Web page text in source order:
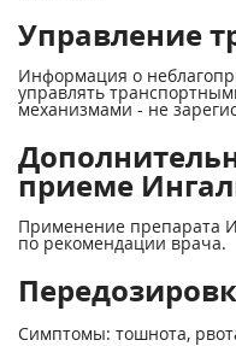
Управление
Информация о
управлять
механизмами - не
приеме
Применение препарата
по рекомендации врача.
Симптомы: тошнота,